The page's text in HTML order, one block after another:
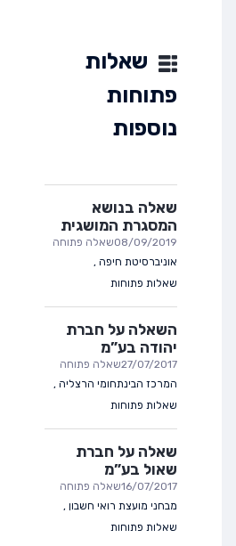
שאלות
פתוחות
נוספות
שאלה בנושא
המסגרת המושגית
08/09/2019שאלה פתוחה
אוניברסיטת חיפה ,
שאלות פתוחות
השאלה על חברת
יהודה בע”מ
27/07/2017שאלה פתוחה
המרכז הבינתחומי הרצליה ,
שאלות פתוחות
שאלה על חברת
שאול בע”מ
16/07/2017שאלה פתוחה
מבחני מועצת רואי חשבון ,
שאלות פתוחות